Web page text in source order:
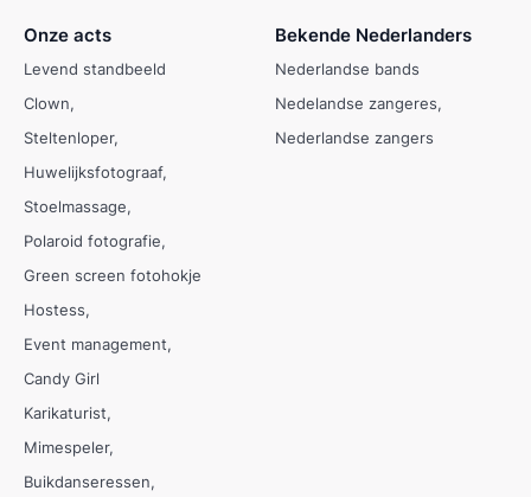
Onze acts
Levend standbeeld
Clown
Steltenloper
Huwelijksfotograaf
Stoelmassage
Polaroid fotografie
Green screen fotohokje
Hostess
Event management
Candy Girl
Karikaturist
Mimespeler
Buikdanseressen
Bekende Nederlanders
Nederlandse bands
Nedelandse zangeres
Nederlandse zangers